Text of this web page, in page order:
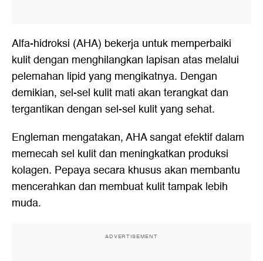
Alfa-hidroksi (AHA) bekerja untuk memperbaiki
kulit dengan menghilangkan lapisan atas melalui
pelemahan lipid yang mengikatnya. Dengan
demikian, sel-sel kulit mati akan terangkat dan
tergantikan dengan sel-sel kulit yang sehat.
Engleman mengatakan, AHA sangat efektif dalam
memecah sel kulit dan meningkatkan produksi
kolagen. Pepaya secara khusus akan membantu
mencerahkan dan membuat kulit tampak lebih
muda.
ADVERTISEMENT